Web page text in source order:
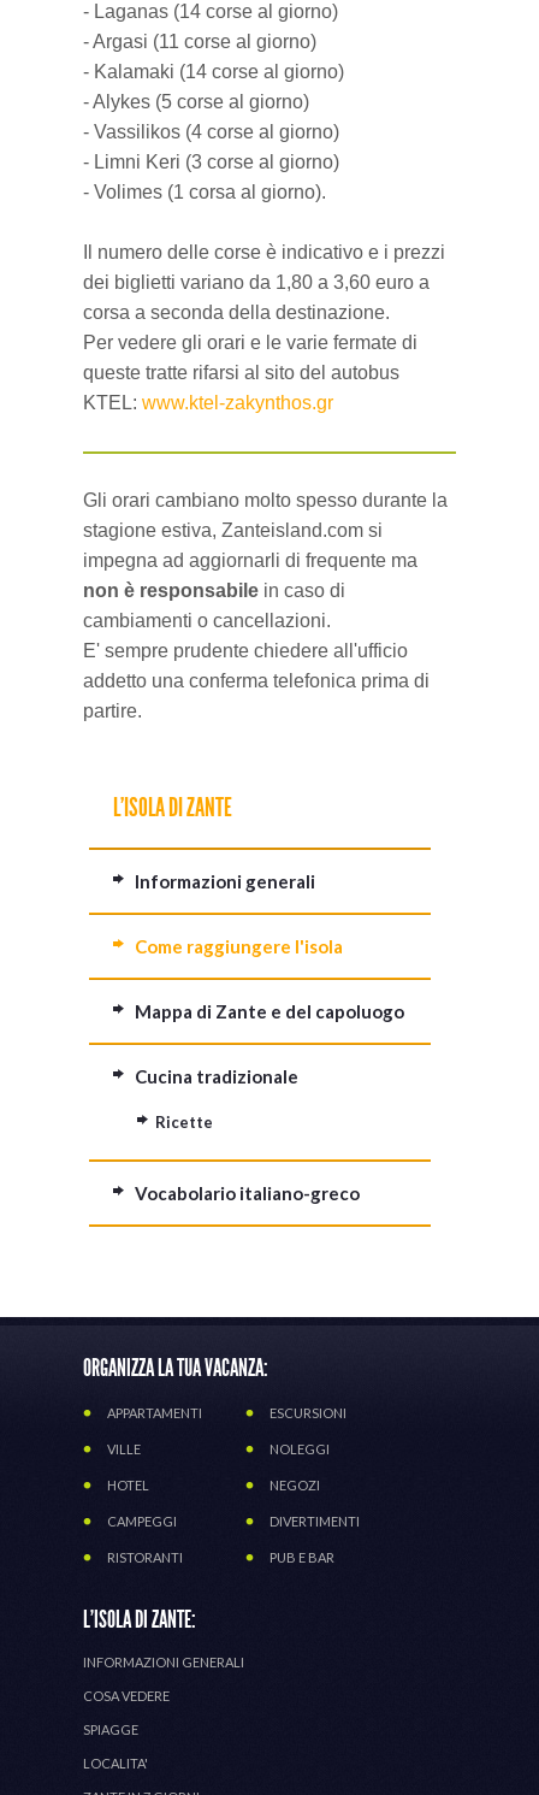
- Laganas (14 corse al giorno)
- Argasi (11 corse al giorno)
- Kalamaki (14 corse al giorno)
- Alykes (5 corse al giorno)
- Vassilikos (4 corse al giorno)
- Limni Keri (3 corse al giorno)
- Volimes (1 corsa al giorno).
Il numero delle corse è indicativo e i prezzi
dei biglietti variano da 1,80 a 3,60 euro a
corsa a seconda della destinazione.
Per vedere gli orari e le varie fermate di
queste tratte rifarsi al sito del autobus
KTEL: www.ktel-zakynthos.gr
Gli orari cambiano molto spesso durante la
stagione estiva, Zanteisland.com si
impegna ad aggiornarli di frequente ma
non è responsabile in caso di
cambiamenti o cancellazioni.
E' sempre prudente chiedere all'ufficio
addetto una conferma telefonica prima di
partire.
L'ISOLA DI ZANTE
Informazioni generali
Come raggiungere l'isola
Mappa di Zante e del capoluogo
Cucina tradizionale
Ricette
Vocabolario italiano-greco
ORGANIZZA LA TUA VACANZA:
APPARTAMENTI ESCURSIONI
VILLE NOLEGGI
HOTEL NEGOZI
CAMPEGGI DIVERTIMENTI
RISTORANTI PUB E BAR
L'ISOLA DI ZANTE:
INFORMAZIONI GENERALI
COSA VEDERE
SPIAGGE
LOCALITA'